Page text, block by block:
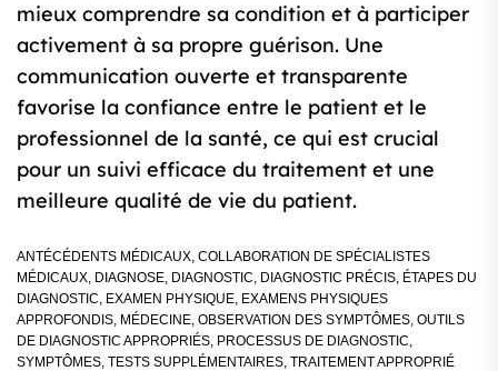
mieux comprendre sa condition et à participer
activement à sa propre guérison. Une
communication ouverte et transparente
favorise la confiance entre le patient et le
professionnel de la santé, ce qui est crucial
pour un suivi efficace du traitement et une
meilleure qualité de vie du patient.
ANTÉCÉDENTS MÉDICAUX, COLLABORATION DE SPÉCIALISTES
MÉDICAUX, DIAGNOSE, DIAGNOSTIC, DIAGNOSTIC PRÉCIS, ÉTAPES DU
DIAGNOSTIC, EXAMEN PHYSIQUE, EXAMENS PHYSIQUES
APPROFONDIS, MÉDECINE, OBSERVATION DES SYMPTÔMES, OUTILS
DE DIAGNOSTIC APPROPRIÉS, PROCESSUS DE DIAGNOSTIC,
SYMPTÔMES, TESTS SUPPLÉMENTAIRES, TRAITEMENT APPROPRIÉ